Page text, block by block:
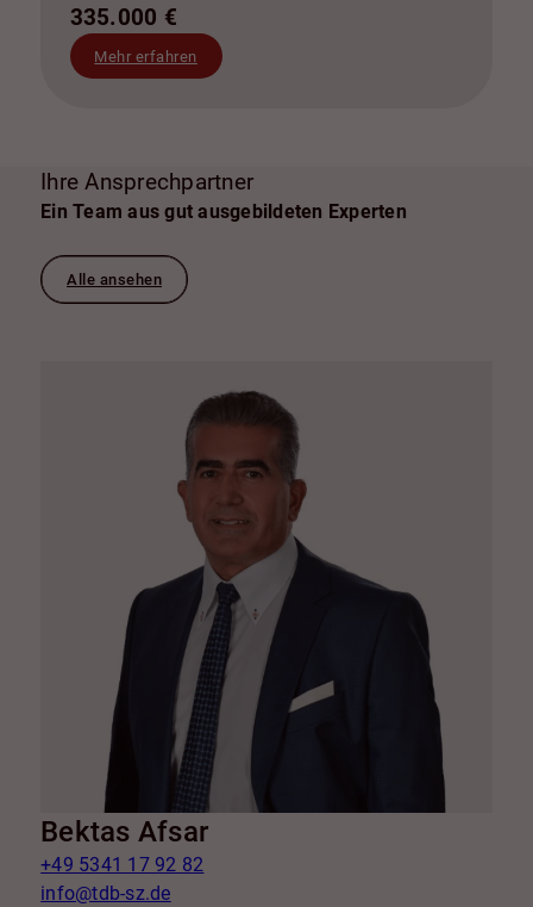
335.000 €
Mehr erfahren
Ihre Ansprechpartner
Ein Team aus gut ausgebildeten Experten
Alle ansehen
Bektas Afsar
+49 5341 17 92 82
info@tdb-sz.de